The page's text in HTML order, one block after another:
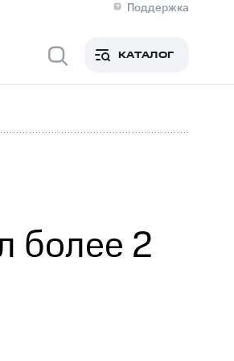
Поддержка
Медиа-центр
акций
КАТАЛОГ
более 2